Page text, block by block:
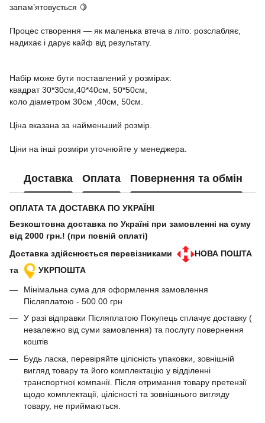
запам’ятовується 🍋
Процес створення — як маленька втеча в літо: розслабляє,
надихає і дарує кайф від результату.
Набір може бути поставлений у розмірах:
квадрат 30*30см,40*40см, 50*50см,
коло діаметром 30см ,40см, 50см.
Ціна вказана за найменьший розмір.
Ціни на інші розміри уточнюйте у менеджера.
Доставка Оплата Повернення та обмін
ОПЛАТА ТА ДОСТАВКА ПО УКРАЇНІ
Безкоштовна доставка по Україні при замовленні на суму
від 2000 грн.! (при повній оплаті)
Доставка здійснюється перевізниками
НОВА ПОШТА
та
УКРПОШТА
Мінімальна сума для оформлення замовлення
Післяплатою - 500.00 грн
У разі відправки Післяплатою Покупець сплачує доставку (
незалежно від суми замовлення) та послугу повернення
коштів
Будь ласка, перевіряйте цілісність упаковки, зовнішній
вигляд товару та його комплектацію у відділенні
транспортної компанії. Після отримання товару претензії
щодо комплектації, цілісності та зовнішнього вигляду
товару, не приймаються.